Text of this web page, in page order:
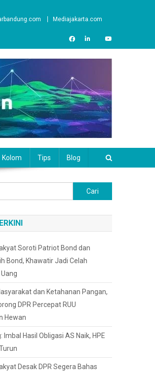
Mediajakarta.com
Kolom Tips Blog
untuk:
Soroti Patriot Bond dan
Bond, Khawatir Jadi Celah
dan Ketahanan Pangan,
DPR Percepat RUU
Hewan
Imbal Hasil Obligasi AS Naik, HPE
Desak DPR Segera Bahas